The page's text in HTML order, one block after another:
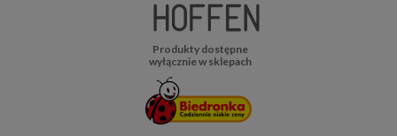
Produkty dostępne
wyłącznie w sklepach